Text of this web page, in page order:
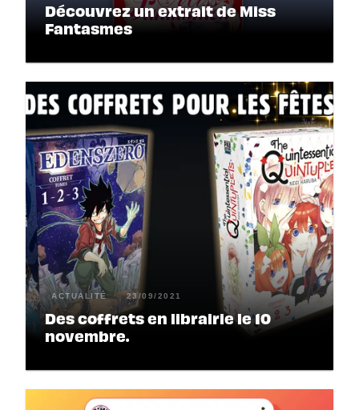
Découvrez un extrait de Miss
Fantasmes
ACTUALITÉ 23/09/2021
Des coffrets en librairie le 10
novembre.